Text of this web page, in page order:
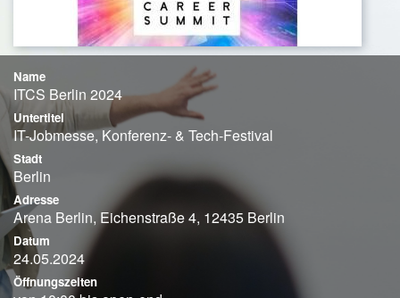
Name
ITCS Berlin 2024
Untertitel
IT-Jobmesse, Konferenz- & Tech-Festival
Stadt
Berlin
Adresse
Arena Berlin, Eichenstraße 4, 12435 Berlin
Datum
24.05.2024
Öffnungszeiten